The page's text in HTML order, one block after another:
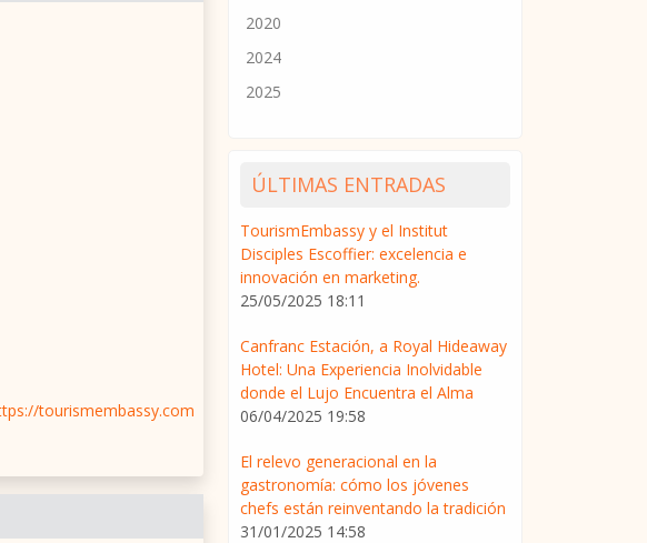
tourismembassy.com
2020
2024
2025
ÚLTIMAS ENTRADAS
TourismEmbassy y el Institut
Disciples Escoffier: excelencia e
innovación en marketing.
25/05/2025 18:11
Canfranc Estación, a Royal Hideaway
Hotel: Una Experiencia Inolvidable
donde el Lujo Encuentra el Alma
06/04/2025 19:58
El relevo generacional en la
gastronomía: cómo los jóvenes
chefs están reinventando la tradición
31/01/2025 14:58